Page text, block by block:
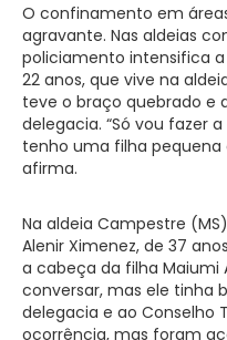
O confinamento em
agravante. Nas aldeias
policiamento intensifica a
22 anos, que vive na
teve o braço quebrado e
delegacia. “Só vou fazer
tenho uma filha pequena
afirma.
Na aldeia Campestre
Alenir Ximenez, de 37
a cabeça da filha Maiumi
conversar, mas ele tinha
delegacia e ao Conselho
ocorrência, mas foram